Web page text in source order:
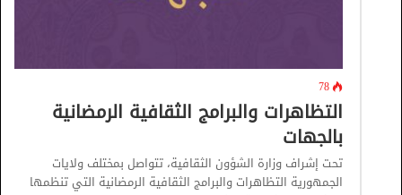
78
التظاهرات والبرامج الثقافية الرمضانية
بالجهات
تحت إشراف وزارة الشؤون الثقافية، تتواصل بمختلف ولايات
الجمهورية التظاهرات والبرامج الثقافية الرمضانية التي تنظمها